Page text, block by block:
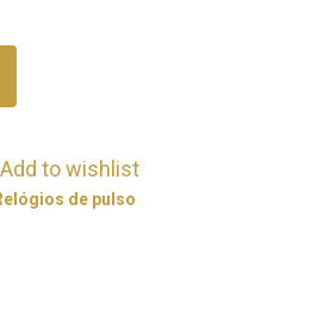
Add to wishlist
de pulso